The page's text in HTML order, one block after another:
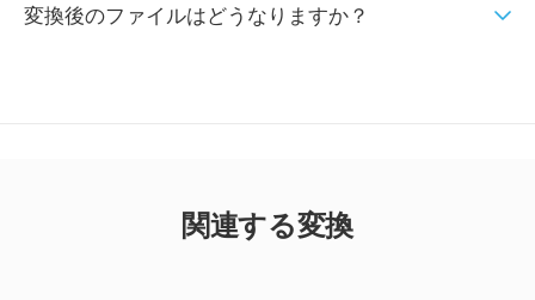
変換後のファイルはどうなりますか？
関連する変換